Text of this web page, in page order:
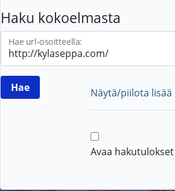
Haku kokoelmasta
Hae url-osoitteella:
Näytä/piilota
Avaa